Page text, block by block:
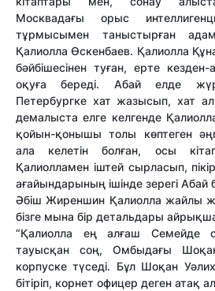
Москвадағы орыс
тұрмысымен таныстырған
Қалиолла Өскенбаев. Қалиолла
бәйбішесінен туған, ерте
оқуға береді. Абай елде
Петербургке хат жазысып, хат
демалыста елге келгенде
қойын-қонышы толы көптеген
ала келетін болған, осы
Қалиолламен іштей сырласып,
ағайындарының ішінде зерегі Абай
Әбіш Жиреншин Қалиолла жайлы
бізге мына бір детальдары
“Қалиолла ең алғаш Семейде
тауысқан соң, Омбыдағы
корпуске түседі. Бұл Шоқан
бітіріп, корнет офицер деген атақ